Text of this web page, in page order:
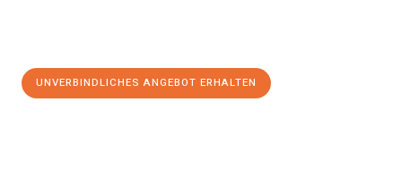
UNVERBINDLICHES ANGEBOT ERHALTEN